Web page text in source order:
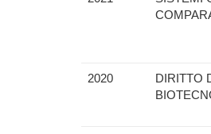
2020
DIRITTO